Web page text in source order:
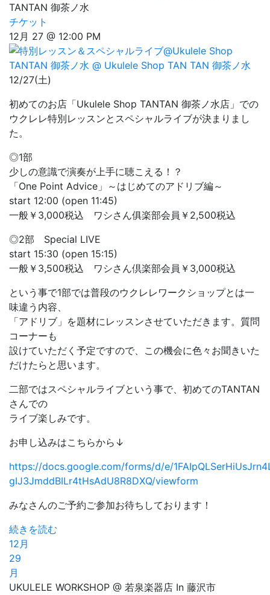
TANTAN 御茶ノ水
チケット
12月 27 @ 12:00 PM
12/27(土)
初めてのお店「Ukulele Shop TANTAN 御茶ノ水店」での
ウクレレ特別レッスンとスペシャルライブが決まりまし
た。
◎1部
少しの意識で演奏が上手に聴こえる！？
「One Point Advice」～はじめてのアドリブ編～
start 12:00 (open 11:45)
一般￥3,000税込 ワシさん俱楽部会員￥2,500税込
◎2部 Special LIVE
start 15:30 (open 15:15)
一般￥3,500税込 ワシさん倶楽部会員￥3,000税込
という事で1部では普段のウクレレワークショップとは一
味違う内容、
「アドリブ」を題材にレッスンさせていただきます。質問
コーナーも
設けていただく予定ですので、この機会に色々お聞きいた
だけたらと思います。
二部ではスペシャルライブという事で、初めてのTANTAN
さんでの
ライブ楽しみです。
お申し込みはこちらから↓
https://docs.google.com/forms/d/e/
gIJ3JmddBILr4tHsAdU8R8DXQ/viewform
みなさんのご予約ご参加お待ちしております！
続きを読む
12月
29
月
UKULELE WORKSHOP @ 若泉楽器店 In 藤沢市